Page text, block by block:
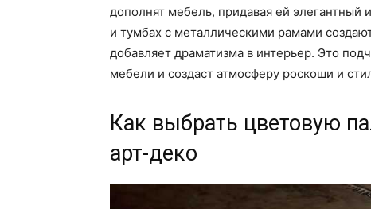
дополнят мебель, придавая ей
и тумбах с металлическими рамами
добавляет драматизма в интерьер. Это
мебели и создаст атмосферу роскоши и
Как выбрать цветовую
арт-деко